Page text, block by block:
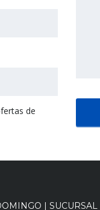
de
| SUCURSAL